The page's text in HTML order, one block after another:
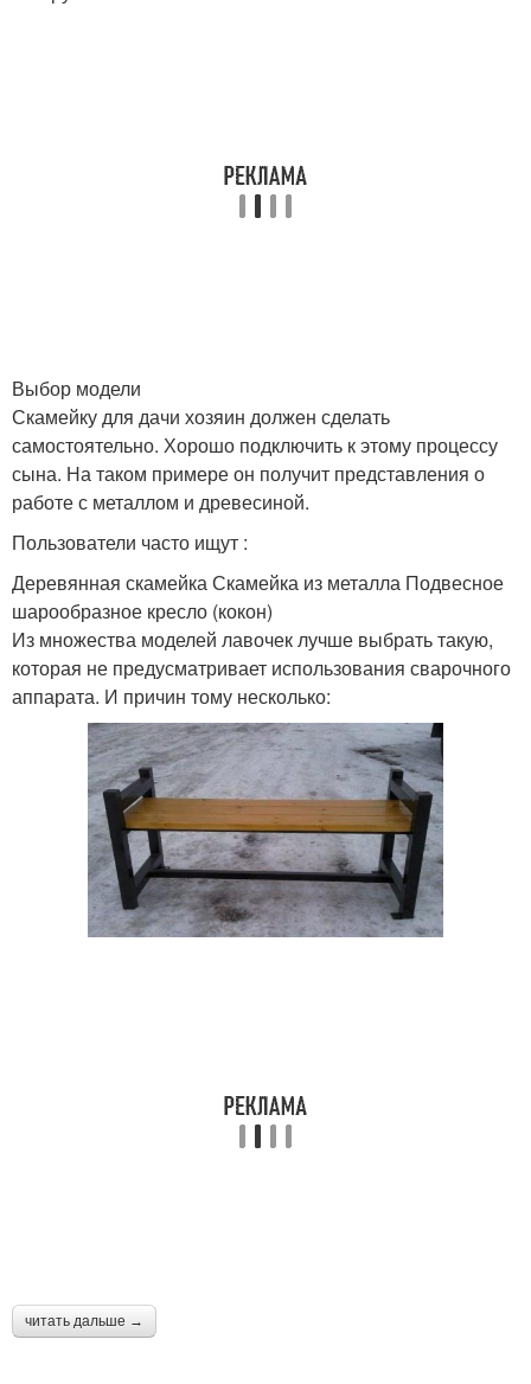
Выбор модели
Скамейку для дачи хозяин должен сделать
самостоятельно. Хорошо подключить к этому процессу
сына. На таком примере он получит представления о
работе с металлом и древесиной.
Пользователи часто ищут :
Деревянная скамейка Скамейка из металла Подвесное
шарообразное кресло (кокон)
Из множества моделей лавочек лучше выбрать такую,
которая не предусматривает использования сварочного
аппарата. И причин тому несколько:
читать дальше →